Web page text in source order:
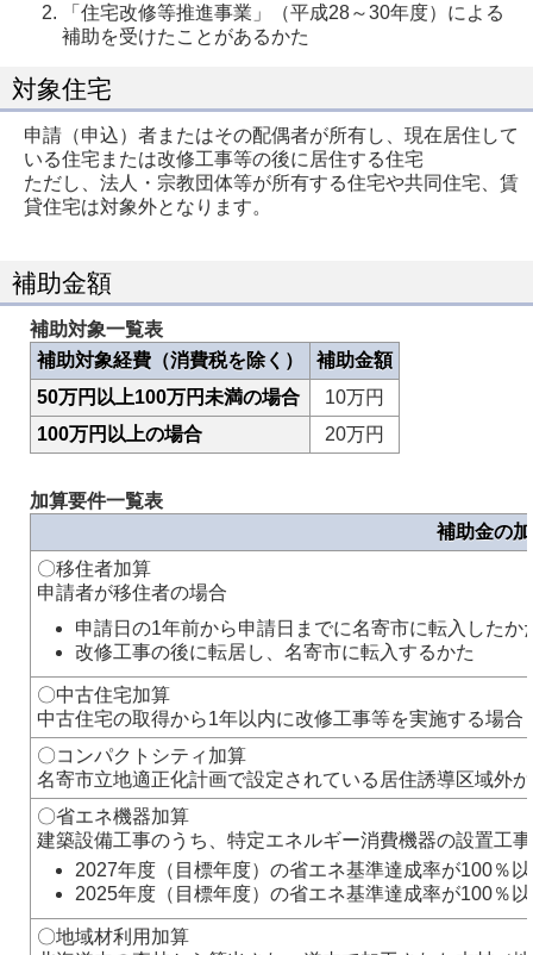
「住宅改修等推進事業」（平成28～30年度）による
補助を受けたことがあるかた
対象住宅
申請（申込）者またはその配偶者が所有し、現在居住して
いる住宅または改修工事等の後に居住する住宅
ただし、法人・宗教団体等が所有する住宅や共同住宅、賃
貸住宅は対象外となります。
補助金額
補助対象一覧表
補助対象経費（消費税を除く）
補助金額
50万円以上100万円未満の場合
10万円
100万円以上の場合
20万円
加算要件一覧表
補助金の
〇移住者加算
申請者が移住者の場合
申請日の1年前から申請日までに名寄市に転入したか
改修工事の後に転居し、名寄市に転入するかた
〇中古住宅加算
中古住宅の取得から1年以内に改修工事等を実施する場合
〇コンパクトシティ加算
名寄市立地適正化計画で設定されている居住誘導区域外
〇省エネ機器加算
建築設備工事のうち、特定エネルギー消費機器の設置工
2027年度（目標年度）の省エネ基準達成率が100％
2025年度（目標年度）の省エネ基準達成率が100％
〇地域材利用加算